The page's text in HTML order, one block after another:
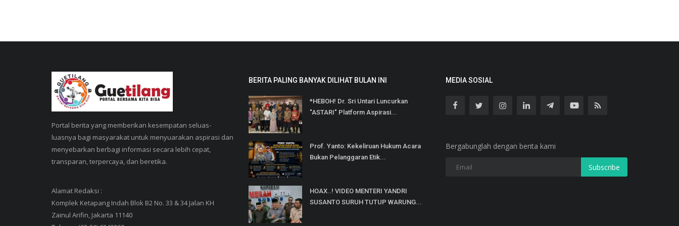
Portal berita yang memberikan kesempatan seluas-
luasnya bagi masyarakat untuk menyuarakan aspirasi dan
menyebarkan berbagi informasi secara lebih cepat,
transparan, terpercaya, dan beretika.
Alamat Redaksi :
Komplek Ketapang Indah Blok B2 No. 33 & 34 Jalan KH
Zainul Arifin, Jakarta 11140
BERITA PALING BANYAK DILIHAT BULAN INI
*HEBOH! Dr. Sri Untari Luncurkan
"ASTARI" Platform Aspirasi...
Prof. Yanto: Kekeliruan Hukum Acara
Bukan Pelanggaran Etik...
HOAX..! VIDEO MENTERI YANDRI
SUSANTO SURUH TUTUP WARUNG...
MEDIA SOSIAL
Bergabunglah dengan berita kami
Subscribe